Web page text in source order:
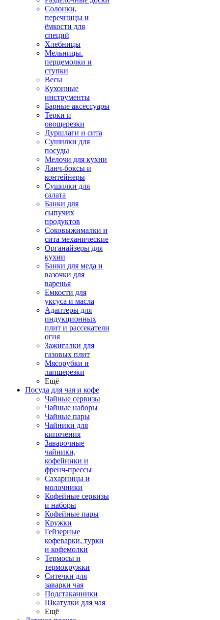
Солонки,
перечницы и
ёмкости для
специй
Хлебницы
Мельницы.
перцемолки и
ступки
Весы
Кухонные
инструменты
Барные аксессуары
Терки и
овощерезки
Дуршлаги и сита
Сушилки для
посуды
Мелочи для кухни
Ланч-боксы и
контейнеры
Сушилки для
салата
Банки для
сыпучих
продуктов
Соковыжималки и
сита механические
Органайзеры для
кухни
Банки для меда и
вазочки для
варенья
Емкости для
уксуса и масла
Адаптеры для
индукционных
плит и рассекатели
огня
Зажигалки для
газовых плит
Мясорубки и
лапшерезки
Ещё
Посуда для чая и кофе
Чайные сервизы
Чайные наборы
Чайные пары
Чайники для
кипячения
Заварочные
чайники,
кофейники и
френч-прессы
Сахарницы и
молочники
Кофейные сервизы
и наборы
Кофейные пары
Кружки
Гейзерные
кофеварки, турки
и кофемолки
Термосы и
термокружки
Ситечки для
заварки чая
Подстаканники
Шкатулки для чая
Ещё